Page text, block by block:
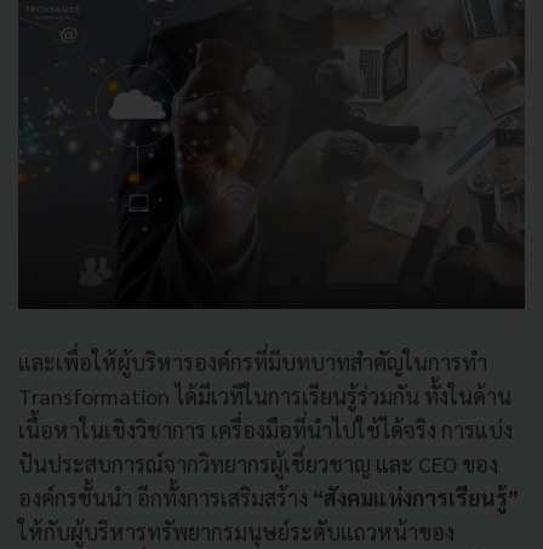
และเพื่อให้ผู้บริหารองค์กรที่มีบทบาทสำคัญในการทำ
Transformation ได้มีเวทีในการเรียนรู้ร่วมกัน ทั้งในด้าน
เนื้อหาในเชิงวิชาการ เครื่องมือที่นำไปใช้ได้จริง การแบ่ง
ปันประสบการณ์จากวิทยากรผู้เชี่ยวชาญ และ CEO ของ
องค์กรชั้นนำ อีกทั้งการเสริมสร้าง “สังคมแห่งการเรียนรู้”
ให้กับผู้บริหารทรัพยากรมนุษย์ระดับแถวหน้าของ